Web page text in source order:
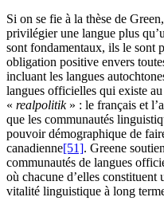
Si on se fie à la thèse de
privilégier une langue plus
sont fondamentaux, ils le sont
obligation positive envers
incluant les langues
langues officielles qui existe
« realpolitik» : le français et
que les communautés
pouvoir démographique de
canadienne[51]. Greene
communautés de langues
où chacune d’elles constituent
vitalité linguistique à long